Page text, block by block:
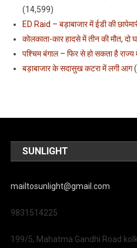
(14,599)
ED Raid – बड़ाबाजार में ईडी की
कोलकाता-कार हादसे में तीन की मौत, दो
पश्चिम बंगाल – फिर से हो सकता है राज्य
बड़ाबाजार के सदासुख कटरा में लगी आग
SUNLIGHT
mailtosunlight@gmail.com
9831514225
199/5, Mahatma Gandhi Road